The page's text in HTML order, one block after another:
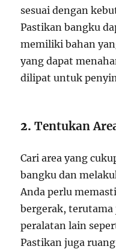
sesuai dengan
Pastikan bangku
memiliki bahan
yang dapat
dilipat untuk
2.Tentukan
Cari area yang
bangku dan
Anda perlu
bergerak,
peralatan lain
Pastikan juga